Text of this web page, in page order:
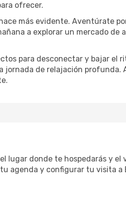
ofrecer.
más evidente. Aventúrate
a explorar un mercado de
para desconectar y bajar el
de relajación profunda.
lugar donde te hospedarás y el
agenda y configurar tu visita a